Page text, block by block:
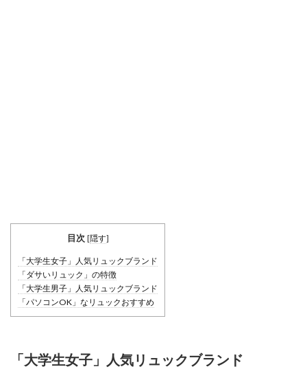
目次 [隠す]
「大学生女子」人気リュックブランド
「ダサいリュック」の特徴
「大学生男子」人気リュックブランド
「パソコンOK」なリュックおすすめ
「大学生女子」人気リュックブランド